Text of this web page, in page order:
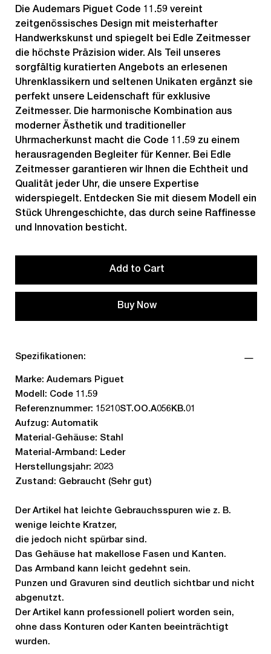
Die Audemars Piguet Code 11.59 vereint
zeitgenössisches Design mit meisterhafter
Handwerkskunst und spiegelt bei Edle Zeitmesser
die höchste Präzision wider. Als Teil unseres
sorgfältig kuratierten Angebots an erlesenen
Uhrenklassikern und seltenen Unikaten ergänzt sie
perfekt unsere Leidenschaft für exklusive
Zeitmesser. Die harmonische Kombination aus
moderner Ästhetik und traditioneller
Uhrmacherkunst macht die Code 11.59 zu einem
herausragenden Begleiter für Kenner. Bei Edle
Zeitmesser garantieren wir Ihnen die Echtheit und
Qualität jeder Uhr, die unsere Expertise
widerspiegelt. Entdecken Sie mit diesem Modell ein
Stück Uhrengeschichte, das durch seine Raffinesse
und Innovation besticht.
Add to Cart
Buy Now
Spezifikationen:
Marke: Audemars Piguet
Modell: Code 11.59
Referenznummer: 15210ST.OO.A056KB.01
Aufzug: Automatik
Material-Gehäuse: Stahl
Material-Armband: Leder
Herstellungsjahr: 2023
Zustand: Gebraucht (Sehr gut)
Der Artikel hat leichte Gebrauchsspuren wie z. B.
wenige leichte Kratzer,
die jedoch nicht spürbar sind.
Das Gehäuse hat makellose Fasen und Kanten.
Das Armband kann leicht gedehnt sein.
Punzen und Gravuren sind deutlich sichtbar und nicht
abgenutzt.
Der Artikel kann professionell poliert worden sein,
ohne dass Konturen oder Kanten beeinträchtigt
wurden.